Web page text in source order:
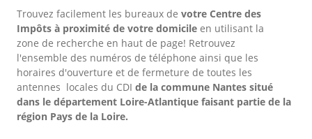
Trouvez facilement les bureaux de votre Centre des
Impôts à proximité de votre domicile en utilisant la
zone de recherche en haut de page! Retrouvez
l'ensemble des numéros de téléphone ainsi que les
horaires d'ouverture et de fermeture de toutes les
antennes locales du CDI de la commune Nantes situé
dans le département Loire-Atlantique faisant partie de la
région Pays de la Loire.